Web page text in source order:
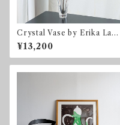
Crystal Vase by Erika Lage
rbielke for Orrefors
¥13,200